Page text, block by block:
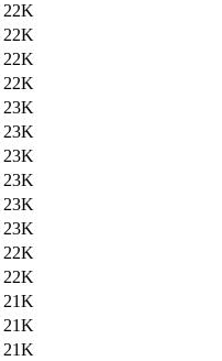
22K
22K
22K
22K
23K
23K
23K
23K
23K
23K
22K
22K
21K
21K
21K